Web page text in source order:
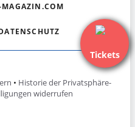
Tickets
• Historie der Privatsphäre-
widerrufen